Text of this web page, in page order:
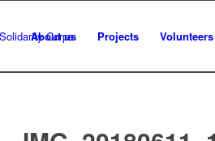
About us Projects Volunteers